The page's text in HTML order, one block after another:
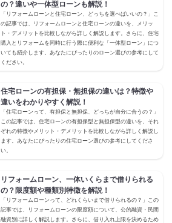
の？違いや一体型ローンも解説！
「リフォームローンと住宅ローン、どっちを選べばいいの？」こ
の記事では、リフォームローンと住宅ローンの違いを、メリッ
ト・デメリットを比較しながら詳しく解説します。さらに、住宅
購入とリフォームを同時に行う際に便利な「一体型ローン」につ
いても紹介します。あなたにぴったりのローン選びの参考にして
ください。
住宅ローンの有担保・無担保の違いは？特徴や
違いをわかりやすく解説！
「住宅ローンって、有担保と無担保、どっちが自分に合うの？」
この記事では、住宅ローンの有担保型と無担保型の違いを、それ
ぞれの特徴やメリット・デメリットを比較しながら詳しく解説し
ます。あなたにぴったりの住宅ローン選びの参考にしてくださ
い。
リフォームローン、一体いくらまで借りられる
の？限度額や種類別特徴を解説！
「リフォームローンって、どれくらいまで借りられるの？」この
記事では、リフォームローンの限度額について、公的融資・民間
融資別に詳しく解説します。さらに、借り入れ上限を決めるため